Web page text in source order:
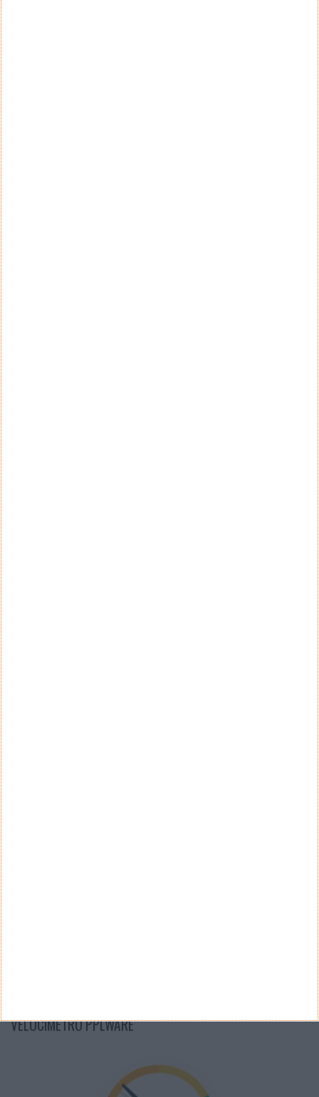
VELOCÍMETRO PPLWARE